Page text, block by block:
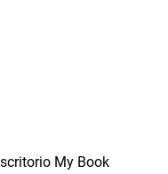
My Book